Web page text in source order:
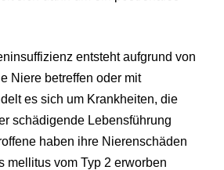
entsteht aufgrund von
Niere betreffen oder mit
es sich um Krankheiten, die
schädigende Lebensführung
haben ihre Nierenschäden
mellitus vom Typ 2 erworben